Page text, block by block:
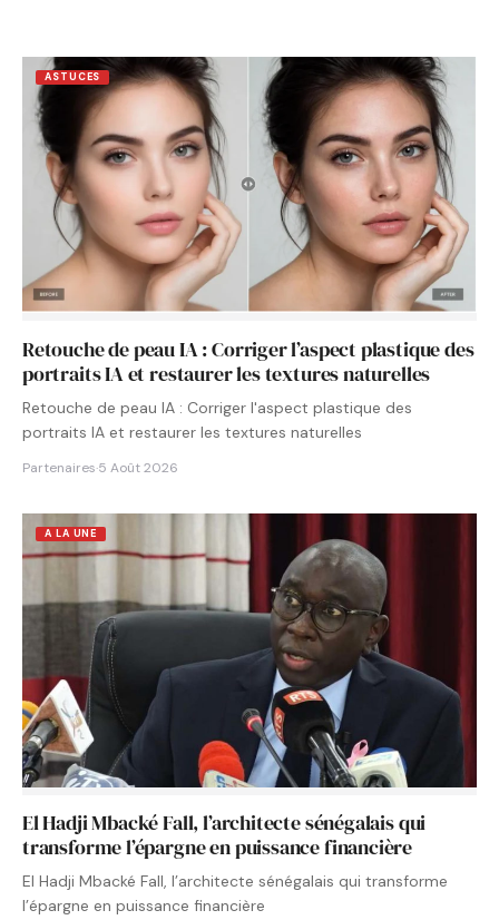
ASTUCES
Retouche de peau IA : Corriger l’aspect plastique des
portraits IA et restaurer les textures naturelles
Retouche de peau IA : Corriger l'aspect plastique des
portraits IA et restaurer les textures naturelles
Partenaires·5 Août 2026
A LA UNE
El Hadji Mbacké Fall, l’architecte sénégalais qui
transforme l’épargne en puissance financière
El Hadji Mbacké Fall, l’architecte sénégalais qui transforme
l’épargne en puissance financière